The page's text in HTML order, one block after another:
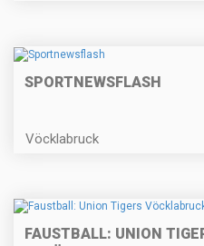
SPORTNEWSFLASH
Vöcklabruck
FAUSTBALL: UNION